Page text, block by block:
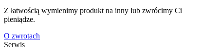
Z łatwością wymienimy produkt na inny lub zwrócimy Ci
pieniądze.
O zwrotach
Serwis